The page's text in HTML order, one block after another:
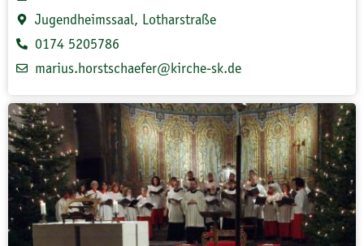
Jugendheimssaal, Lotharstraße
0174 5205786
marius.horstschaefer@kirche-sk.de